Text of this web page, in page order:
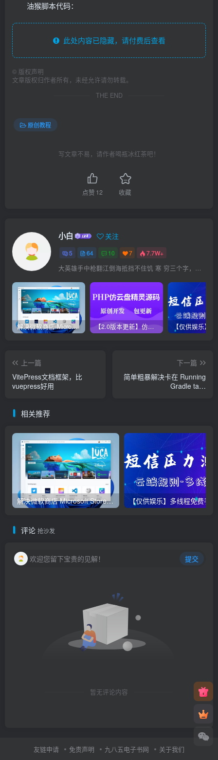
油猴脚本代码：
此处内容已隐藏，请付费后查看
© 版权声明
文章版权归作者所有，未经允许请勿转载。
THE END
原创教程
写文章不易，请作者喝瓶冰红茶吧！
点赞 12 收藏
小白 关注
5 64 10 7 7.7W+
大英雄手中枪翻江倒海抵挡不住饥 寒 穷三个字，英雄至此未必英雄！
解决微软商店 Microsoft Store无法更新方法，亲测有效！ 【2.0版本更新】仿代下狗云盘精灵源码，PHP素材代下载搜索引擎系统运营版本，持续更新中
上一篇
VitePress文档框架，比
vuepress好用
下一篇
简单粗暴解决卡在 Running
Gradle task
相关推荐
解决微软商店 Microsoft Store无法更新方法，亲测有效！
评论 抢沙发
欢迎您留下宝贵的见解！ 提交
暂无评论内容
友链申请 免责声明 九八五电子书网 关于我们